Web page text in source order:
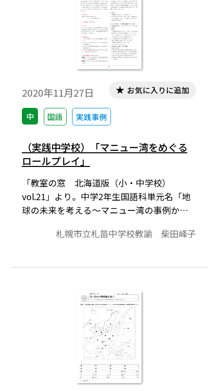
2020年11月27日
中 国語 実践事例
お気に入りに追加
（実践中学校）「マニュー湾をめぐる
ロールプレイ」
「教室の窓 北海道版（小・中学校）
vol.21」より。中学2年生国語科単元名「地
球の未来を考える～マニュー湾の事例から
ムへ行き，日本の支援を受けながら浄水場
の技術が整いつつあることを実感した。し
排水は，未処理のままメコン川へと放流さ
れていた。この現実を目の当たりにして，
適切に処理されない排水が環境へ与える影
響を知り，どのように解決すべきかを考え
られるような授業をめざした。
札幌市立札苗中学校教諭 柴田峰子